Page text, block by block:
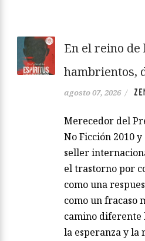
En el reino
hambrientos,
agosto 07, 2026 /
Merecedor del
No Ficción 2010
seller
el trastorno por
como una
como un fracaso
camino diferente
la esperanza y la